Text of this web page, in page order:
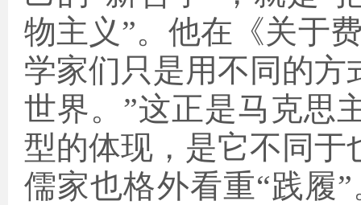
物主义”。他在《关于
学家们只是用不同的
世界。”这正是马克思
型的体现，是它不同于
儒家也格外看重“践履